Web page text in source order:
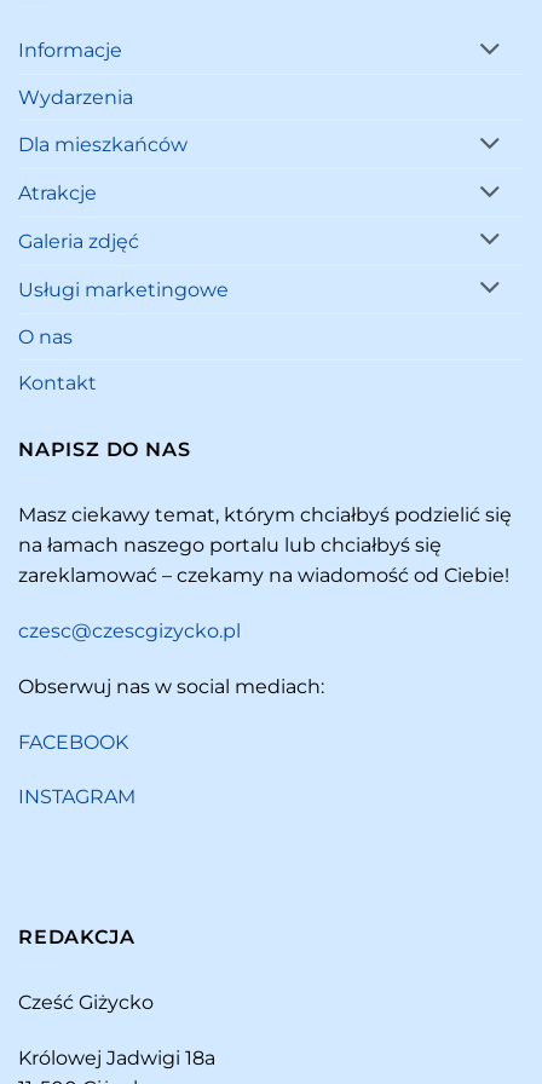
Informacje
Wydarzenia
Dla mieszkańców
Atrakcje
Galeria zdjęć
Usługi marketingowe
O nas
Kontakt
NAPISZ DO NAS
Masz ciekawy temat, którym chciałbyś podzielić się
na łamach naszego portalu lub chciałbyś się
zareklamować – czekamy na wiadomość od Ciebie!
czesc@czescgizycko.pl
Obserwuj nas w social mediach:
FACEBOOK
INSTAGRAM
REDAKCJA
Cześć Giżycko
Królowej Jadwigi 18a